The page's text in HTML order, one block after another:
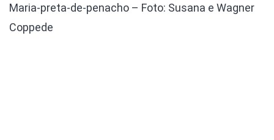
Maria-preta-de-penacho – Foto: Susana e Wagner
Coppede